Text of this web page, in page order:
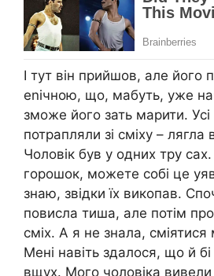
І тут він прийшов, але його
еnічною, що, мабуть, уже
зможе його зать марити. Усі
потрапляли зі сміху – лягла
Чоловік був у одних тру
горошок, можете собі це
знаю, звідки їх викопав.
повисла тиша, але потім
сміх. А я не знала, сміятися
Мені навіть здалося, що й
вщух. Мого чоловіка вивели